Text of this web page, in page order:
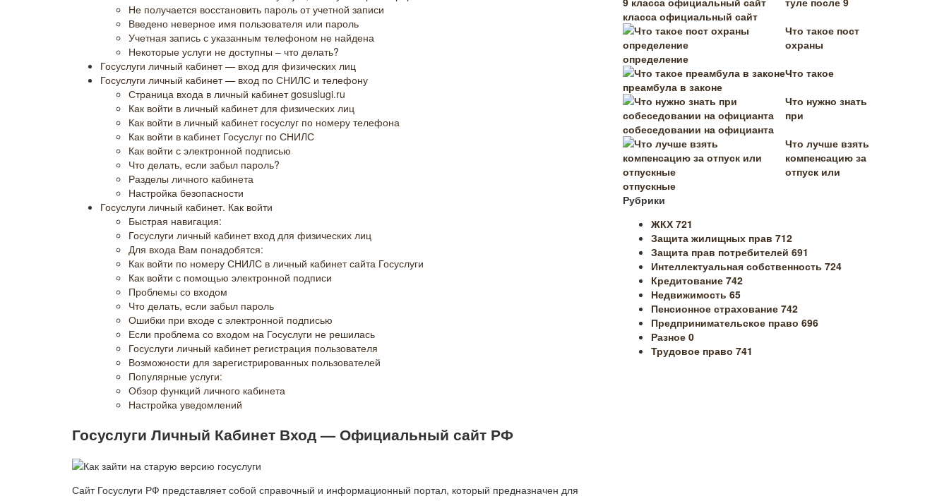
Не получается восстановить пароль от учетной записи
Введено неверное имя пользователя или пароль
Учетная запись с указанным телефоном не найдена
Некоторые услуги не доступны – что делать?
Госуслуги личный кабинет — вход для физических лиц
Госуслуги личный кабинет — вход по СНИЛС и телефону
Страница входа в личный кабинет gosuslugi.ru
Как войти в личный кабинет для физических лиц
Как войти в личный кабинет госуслуг по номеру телефона
Как войти в кабинет Госуслуг по СНИЛС
Как войти с электронной подписью
Что делать, если забыл пароль?
Разделы личного кабинета
Настройка безопасности
Госуслуги личный кабинет. Как войти
Быстрая навигация:
Госуслуги личный кабинет вход для физических лиц
Для входа Вам понадобятся:
Как войти по номеру СНИЛС в личный кабинет сайта Госуслуги
Как войти с помощью электронной подписи
Проблемы со входом
Что делать, если забыл пароль
Ошибки при входе с электронной подписью
Если проблема со входом на Госуслуги не решилась
Госуслуги личный кабинет регистрация пользователя
Возможности для зарегистрированных пользователей
Популярные услуги:
Обзор функций личного кабинета
Настройка уведомлений
Госуслуги Личный Кабинет Вход — Официальный сайт РФ
Сайт Госуслуги РФ представляет собой справочный и информационный портал, который предназначен для
класса официальный сайт
Что такое пост
охраны
определение
Что такое
преамбула в законе
Что нужно знать
при
собеседовании на официанта
Что лучше взять
компенсацию за
отпуск или
отпускные
Рубрики
ЖКХ 721
Защита жилищных прав 712
Защита прав потребителей 691
Интеллектуальная собственность 724
Кредитование 742
Недвижимость 65
Пенсионное страхование 742
Предпринимательское право 696
Разное 0
Трудовое право 741